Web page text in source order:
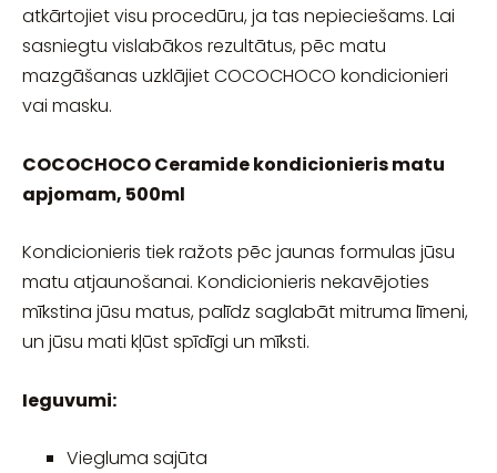
atkārtojiet visu procedūru, ja tas nepieciešams. Lai
sasniegtu vislabākos rezultātus, pēc matu
mazgāšanas uzklājiet COCOCHOCO kondicionieri
vai masku.
COCOCHOCO Ceramide kondicionieris matu
apjomam, 500ml
Kondicionieris tiek ražots pēc jaunas formulas jūsu
matu atjaunošanai. Kondicionieris nekavējoties
mīkstina jūsu matus, palīdz saglabāt mitruma līmeni,
un jūsu mati kļūst spīdīgi un mīksti.
Ieguvumi:
Viegluma sajūta